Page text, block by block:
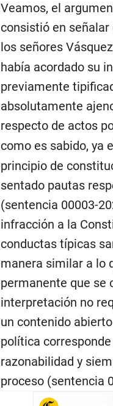
Veamos, el
consistió en
los señores
había acordado su
previamente
absolutamente
respecto de actos
como es sabido, ya
principio de
sentado pautas
(sentencia 00003-
infracción a la
conductas típicas
manera similar a lo
permanente que se
interpretación no
un contenido
política
razonabilidad y
proceso (sentencia